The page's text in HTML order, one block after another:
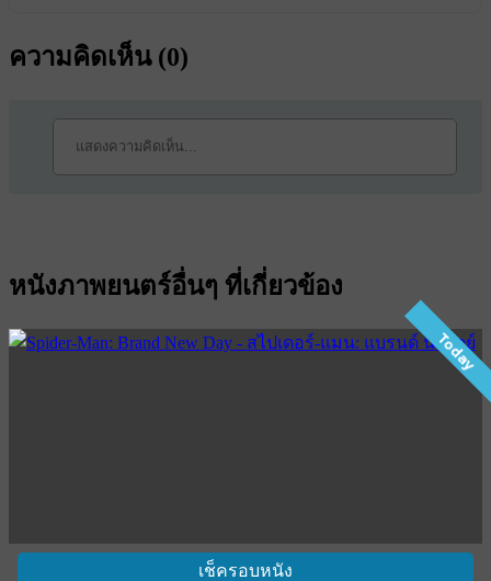
ความคิดเห็น (0)
หนังภาพยนตร์อื่นๆ ที่เกี่ยวข้อง
Today
เช็ครอบหนัง